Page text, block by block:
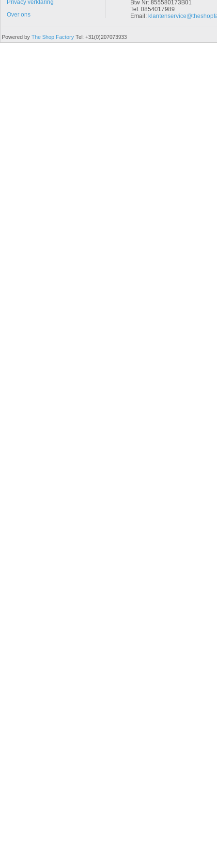
Privacy verklaring
Over ons
Btw Nr: 855580173B01
Tel: 0854017989
Email:
Powered by The Shop Factory Tel: +31(0)207073933